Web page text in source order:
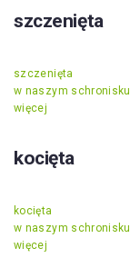
szczenięta
szczenięta
w naszym schronisku
więcej
kocięta
kocięta
w naszym schronisku
więcej